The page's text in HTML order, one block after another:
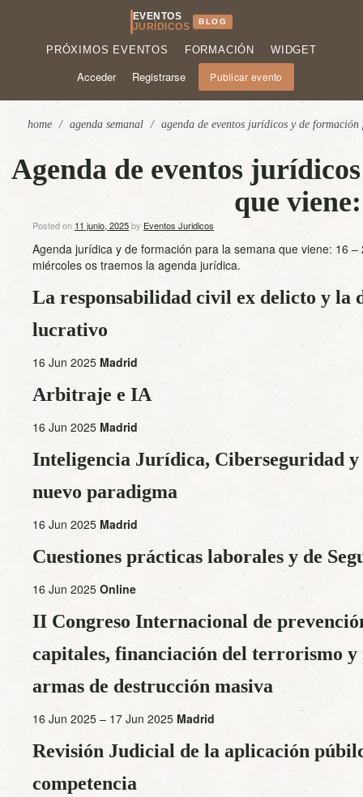
EVENTOS
JURÍDICOS
BLOG
PRÓXIMOS EVENTOS FORMACIÓN WIDGET
Acceder Registrarse Publicar evento
home / agenda semanal / agenda de eventos jurídicos y de
Agenda de eventos
que
Posted on 11 junio, 2025by Eventos Juridicos
Agenda jurídica y de formación para la semana que viene: 16
miércoles os traemos la agenda jurídica.
La responsabilidad civil ex delicto y la
lucrativo
16 Jun 2025 Madrid
Arbitraje e IA
16 Jun 2025 Madrid
Inteligencia Jurídica, Ciberseguridad y
nuevo paradigma
16 Jun 2025 Madrid
Cuestiones prácticas laborales y de
16 Jun 2025 Online
II Congreso Internacional de
capitales, financiación del terrorismo
armas de destrucción masiva
16 Jun 2025 – 17 Jun 2025 Madrid
Revisión Judicial de la aplicación
competencia